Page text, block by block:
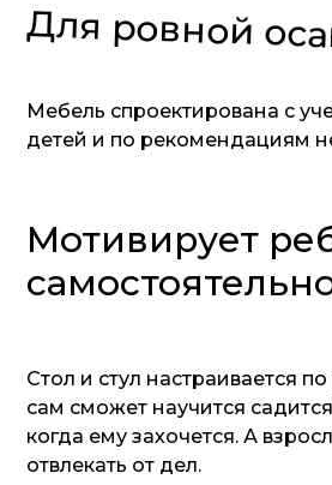
Для ровной
Мебель спроектирована с
детей и по рекомендациям
Мотивирует
Стол и стул настраивается
сам сможет научится садится
когда ему захочется. А
отвлекать от дел.